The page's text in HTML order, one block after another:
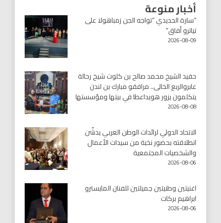
أخبار منوعة
“سارة الحديدي “تواجه الجن زمباهولا على
تياترو أفاق”
2026-08-09
حفيد الشيخ محمد صالح بن كلوت شيخ رحالة
عابروالربع الخالى.. مرافقو مبارك بن لندن
يتكلمون يزور هويداعطا في بيتها ومؤسستها
2026-08-08
الاتحاد الدولي لرائدات الوطن العربي يدشّن
انطلاقته بحضور نخبة من سيدات الأعمال
والشخصيات المجتمعية
2026-08-06
اغنيتين وطنيتين جميلتين للفنان المايسترو
ابراهيم بركات
2026-08-06